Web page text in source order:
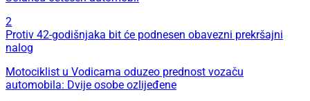
2
Protiv 42-godišnjaka bit će podnesen obavezni prekršajni
nalog
Motociklist u Vodicama oduzeo prednost vozaču
automobila: Dvije osobe ozlijeđene